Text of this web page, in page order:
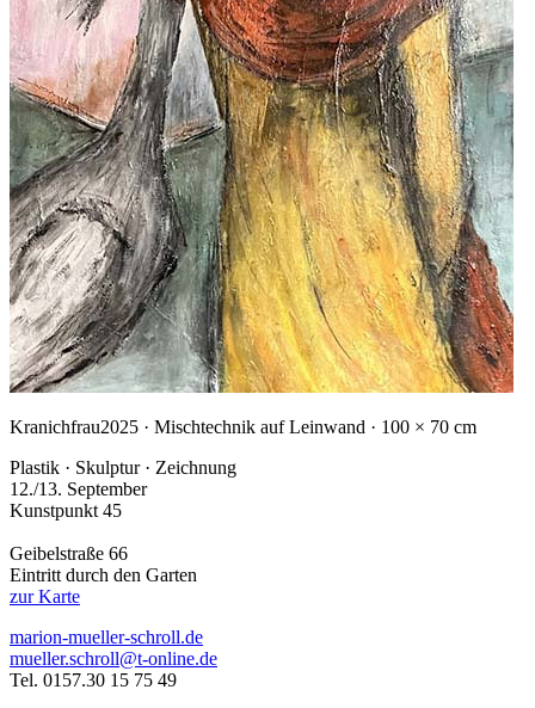
Kranichfrau2025 · Mischtechnik auf Leinwand · 100 × 70 cm
Plastik · Skulptur · Zeichnung
12./13. September
Kunstpunkt 45
Geibelstraße 66
Eintritt durch den Garten
zur Karte
marion-mueller-schroll.de
mueller.schroll@t-online.de
Tel. 0157.30 15 75 49